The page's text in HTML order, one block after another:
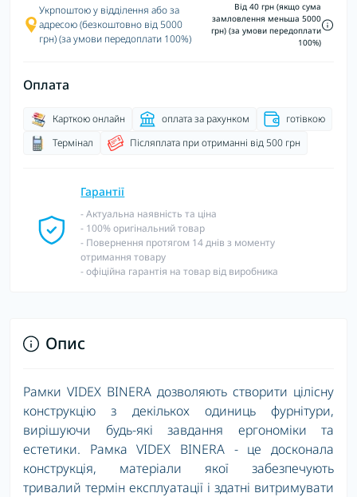
Укрпоштою у відділення або за
адресою (безкоштовно від 5000
грн) (за умови передоплати 100%)
Від 40 грн (якщо сума
замловлення меньша 5000
грн) (за умови передоплати
100%)
Оплата
Карткою онлайн оплата за рахунком
готівкою
Термінал
Післяплата при отриманні від 500 грн
Гарантії
- Актуальна наявність та ціна
- 100% оригінальний товар
- Повернення протягом 14 днів з моменту
отримання товару
- офіційна гарантія на товар від виробника
Опис
Рамки VIDEX BINERA дозволяють створити цілісну
конструкцію з декількох одиниць фурнітури,
вирішуючи будь-які завдання ергономіки та
естетики. Рамка VIDEX BINERA - це досконала
конструкція, матеріали якої забезпечують
тривалий термін експлуатації і здатні витримувати